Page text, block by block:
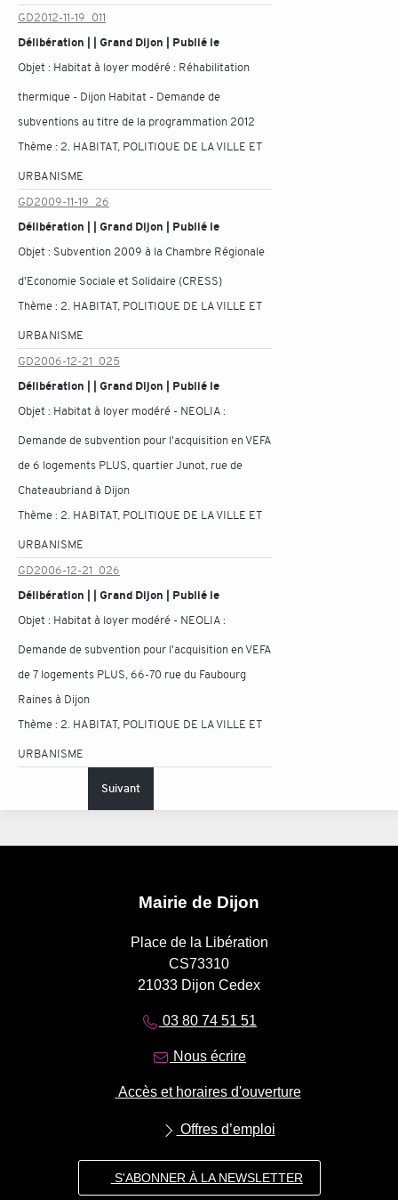
GD2012-11-19_011
Délibération | | Grand Dijon | Publié le
Objet : Habitat à loyer modéré : Réhabilitation
thermique - Dijon Habitat - Demande de
subventions au titre de la programmation 2012
Thème : 2. HABITAT, POLITIQUE DE LA VILLE ET
URBANISME
GD2009-11-19_26
Délibération | | Grand Dijon | Publié le
Objet : Subvention 2009 à la Chambre Régionale
d'Economie Sociale et Solidaire (CRESS)
Thème : 2. HABITAT, POLITIQUE DE LA VILLE ET
URBANISME
GD2006-12-21_025
Délibération | | Grand Dijon | Publié le
Objet : Habitat à loyer modéré - NEOLIA :
Demande de subvention pour l'acquisition en VEFA
de 6 logements PLUS, quartier Junot, rue de
Chateaubriand à Dijon
Thème : 2. HABITAT, POLITIQUE DE LA VILLE ET
URBANISME
GD2006-12-21_026
Délibération | | Grand Dijon | Publié le
Objet : Habitat à loyer modéré - NEOLIA :
Demande de subvention pour l'acquisition en VEFA
de 7 logements PLUS, 66-70 rue du Faubourg
Raines à Dijon
Thème : 2. HABITAT, POLITIQUE DE LA VILLE ET
URBANISME
Suivant
Mairie de Dijon
Place de la Libération
CS73310
21033 Dijon Cedex
03 80 74 51 51
Nous écrire
Accès et horaires d'ouverture
Offres d’emploi
S'ABONNER À LA NEWSLETTER